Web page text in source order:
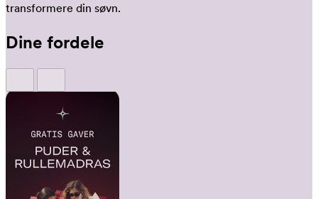
transformere din søvn.
Dine fordele